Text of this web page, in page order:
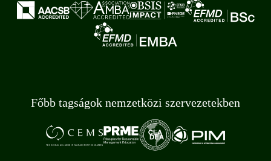
Főbb tagságok nemzetközi szervezetekben